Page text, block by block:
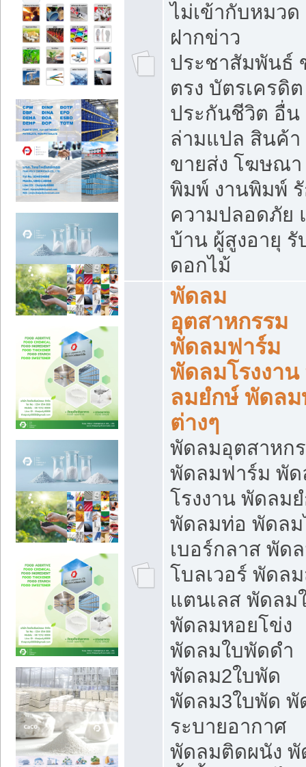
ไม่เข้ากับหมวด
ฝากข่าว
ประชาสัมพันธ์
ตรง บัตรเครดิต
ประกันชีวิต อื่น
ล่ามแปล สินค้า
ขายส่ง โฆษณา
พิมพ์ งานพิมพ์
ความปลอดภัย
บ้าน ผู้สูงอายุ รั
ดอกไม้
พัดลม
อุตสาหกรรม
พัดลมฟาร์ม
พัดลมโรงงา
ลมยํกษ์ พัดลม
ต่างๆ
พัดลมอุตสาหก
พัดลมฟาร์ม พั
โรงงาน พัดลม
พัดลมท่อ พัดล
เบอร์กลาส พัด
โบลเวอร์ พัดล
แตนเลส พัดลม
พัดลมหอยโข่ง
พัดลมใบพัดดำ
พัดลม2ใบพัด
พัดลม3ใบพัด พั
ระบายอากาศ
พัดลมติดผนัง พั